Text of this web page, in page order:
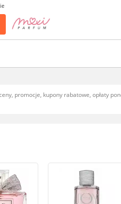
promocje, kupony rabatowe, opłaty